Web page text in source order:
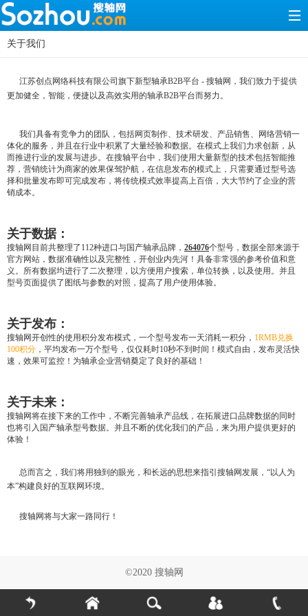
关于我们
江苏创点网络科技有限公司 旗下新型轴承B2B平台 - 搜轴网 ，我们致力于提供
更加健全，智能，便捷以及高效实用的轴承B2B平台而努力。
我们具备有竞争力的团队，包括网页制作、技术研发、产品销售、网络营销一
体化的服务，并且在行业中积累了大量经验和数据。在模式上我们力求创新，从
而推进行业的发展与进步。在搜轴平台中，我们使用大量新型的技术包括智能推
荐，营销统计为商家的效果保驾护航，在信息发布的模式上，只需要通过型号选
择和批量发布即可完成发布，将传统模式效率提高上百倍，大大节约了企业的营
销成本。
关于数据：
搜轴网目前共整理了112种进口与国产轴承品牌， 264076个型号，数据全部来源于
官方网站，数据准确性以及完整性，开创业内先河！具备非常强的参考价值和意
义。所有数据均进行了二次整理，以方便用户搜索，单位转换，以及使用。并且
型号页面提供了图纸与参数的对照，提高了用户使用体验。
关于发布：
搜轴网开创性的使用积分发布模式，一个型号发布一天消耗一积分， 1RMB兑换
100积分 ，平均发布一万个型号，仅仅耗时10秒不到时间！模式自由，发布灵活快
速，效果可监控！为轴承企业营销奠定了良好的基础！
关于未来：
搜轴网将在接下来的工作中，不断完善轴承产品线，在拓展进口品牌数据的同时
也将引入国产轴承型号数据。并且不断的优化我们的产品，来为用户提供更好的
体验！
总而言之，我们将用独到的眼光，和长远的思想来指引搜轴网发展，“以人为
本”构建良好的互联网环境。
搜轴网将与大家一路同行！
©2020 搜轴网